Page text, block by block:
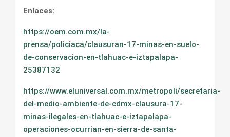
Enlaces:
https://oem.com.mx/la-
prensa/policiaca/clausuran-17-minas-en-suelo-
de-conservacion-en-tlahuac-e-iztapalapa-
25387132
https://www.eluniversal.com.mx/metropoli/secretaria-
del-medio-ambiente-de-cdmx-clausura-17-
minas-ilegales-en-tlahuac-e-iztapalapa-
operaciones-ocurrian-en-sierra-de-santa-